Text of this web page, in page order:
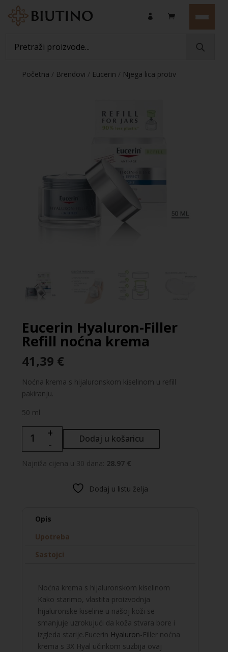
Početna / Brendovi / Eucerin / Njega lica protiv
Eucerin Hyaluron-Filler
Refill noćna krema
41,39 €
Noćna krema s hijaluronskom kiselinom u refill
pakiranju.
50 ml
Eucerin
Hyaluron-
Refill
+
-
Dodaj u košaricu
Najniža cijena u 30 dana: 28.97 €
Dodaj u listu želja
Opis
Upotreba
Sastojci
Noćna krema s hijaluronskom kiselinom
Kako starimo, vlastita proizvodnja
hijaluronske kiseline u našoj koži se
smanjuje uzrokujući da koža stvara bore i
izgleda starije.Eucerin Hyaluron-Filler noćna
krema s 3X Hyal učinkom suzbija ovaj